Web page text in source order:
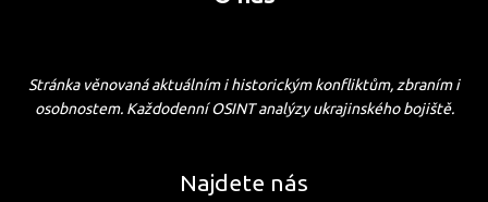
Stránka věnovaná aktuálním i historickým konfliktům, zbraním i
osobnostem. Každodenní OSINT analýzy ukrajinského bojiště.
Najdete nás